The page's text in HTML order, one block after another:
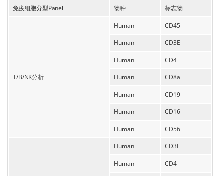
免疫细胞分型Panel 物种 标志物
T/B/NK分析
Human CD45
Human CD3E
Human CD4
Human CD8a
Human CD19
Human CD16
Human CD56
Human CD3E
Human CD4